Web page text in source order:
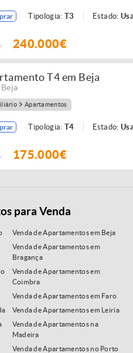
Tipologia: T3 Estado:
240.000€
T4 em Beja
Beja
Apartamentos
Tipologia: T4 Estado:
175.000€
para Venda
Venda de Apartamentos em Beja
Venda de Apartamentos em
Bragança
Venda de Apartamentos em
Coimbra
Venda de Apartamentos em Faro
Venda de Apartamentos em Leiria
Venda de Apartamentos na
Madeira
Venda de Apartamentos no Porto